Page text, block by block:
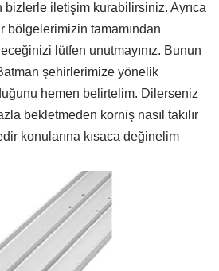
iletişim kurabilirsiniz. Ayrıca
bölgelerimizin tamamından
lütfen unutmayınız. Bunun
şehirlerimize yönelik
hemen belirtelim. Dilerseniz
bekletmeden korniş nasıl takılır
konularına kısaca değinelim